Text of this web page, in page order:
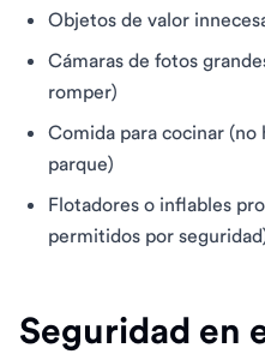
Objetos de valor
Cámaras de fotos
romper)
Comida para cocinar
parque)
Flotadores o inflables
permitidos por
Seguridad en